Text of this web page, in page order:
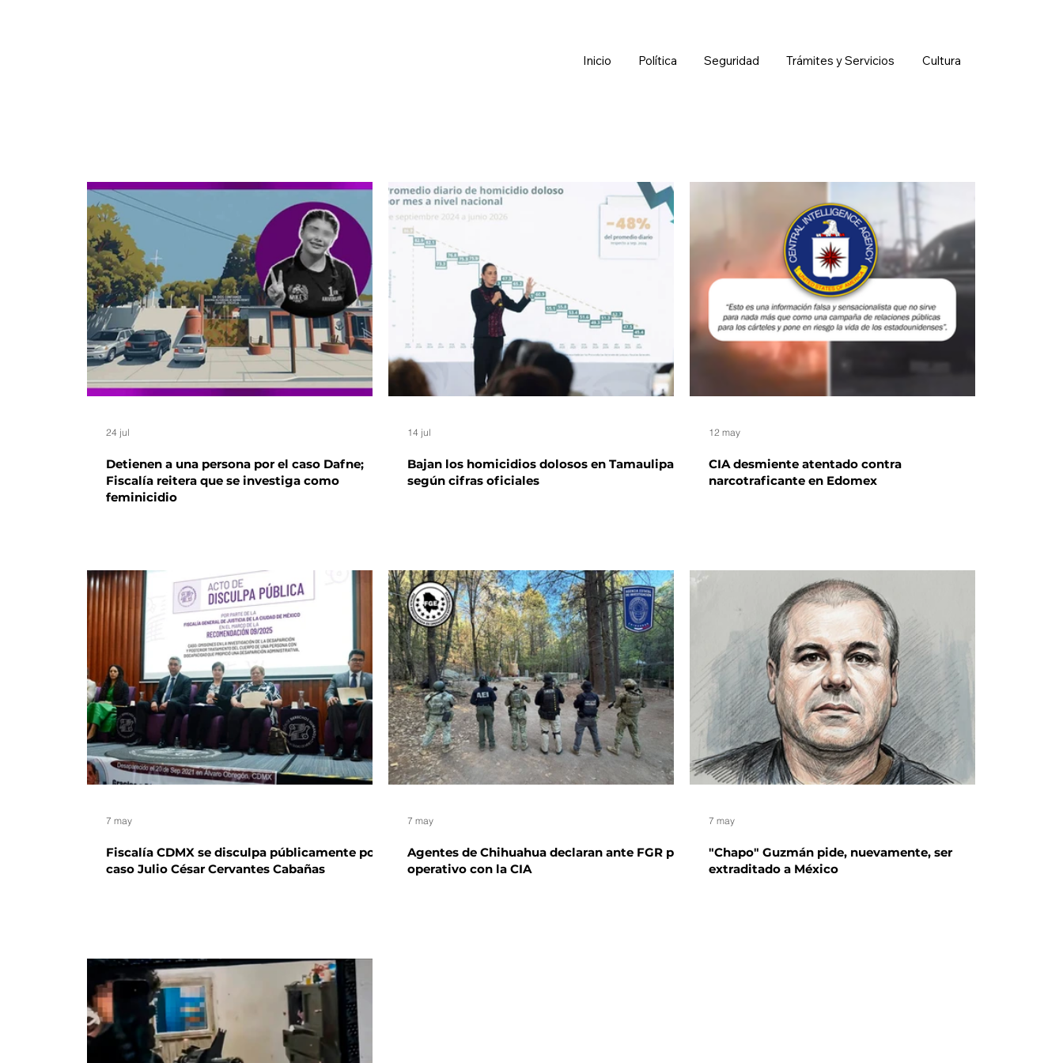
Inicio Política Seguridad Trámites y Servicios Cultura
Detienen a una persona por el caso Dafne;
Fiscalía reitera que se investiga como
feminicidio
24 jul
Bajan los homicidios dolosos en Tamaulipas,
según cifras oficiales
14 jul
CIA desmiente atentado contra
narcotraficante en Edomex
12 may
Fiscalía CDMX se disculpa públicamente por
caso Julio César Cervantes Cabañas
7 may
Agentes de Chihuahua declaran ante FGR por
operativo con la CIA
7 may
"Chapo" Guzmán pide, nuevamente, ser
extraditado a México
7 may